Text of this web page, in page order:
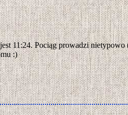
11:24. Pociąg prowadzi nietypowo
:)